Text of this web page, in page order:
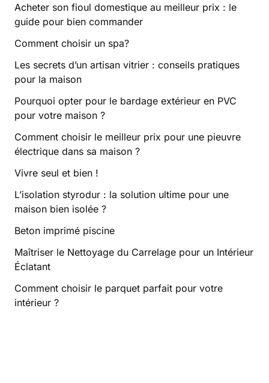
Acheter son fioul domestique au meilleur prix : le
guide pour bien commander
Comment choisir un spa?
Les secrets d’un artisan vitrier : conseils pratiques
pour la maison
Pourquoi opter pour le bardage extérieur en PVC
pour votre maison ?
Comment choisir le meilleur prix pour une pieuvre
électrique dans sa maison ?
Vivre seul et bien !
L’isolation styrodur : la solution ultime pour une
maison bien isolée ?
Beton imprimé piscine
Maîtriser le Nettoyage du Carrelage pour un Intérieur
Éclatant
Comment choisir le parquet parfait pour votre
intérieur ?